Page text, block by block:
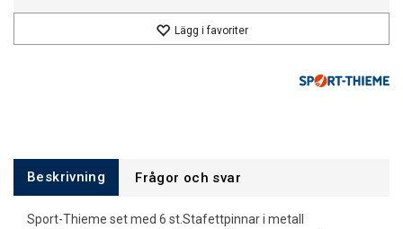
Lägg i favoriter
Beskrivning Frågor och svar
Sport-Thieme set med 6 st.Stafettpinnar i metall